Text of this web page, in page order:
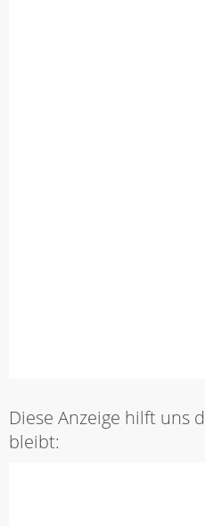
Diese Anzeige hilft uns
bleibt: